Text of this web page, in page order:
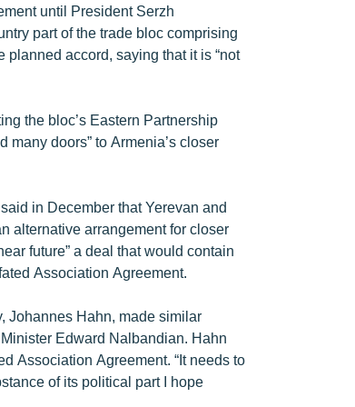
until President Serzh
part of the trade bloc comprising
accord, saying that it is “not
the bloc’s Eastern Partnership
many doors” to Armenia’s closer
in December that Yerevan and
alternative arrangement for closer
future” a deal that would contain
Association Agreement.
Johannes Hahn, made similar
Edward Nalbandian. Hahn
Association Agreement. “It needs to
of its political part I hope